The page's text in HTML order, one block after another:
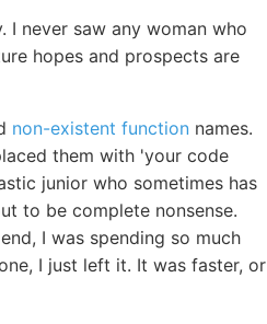
I never saw any woman who
hopes and prospects are
non-existent function names.
them with 'your code
junior who sometimes has
to be complete nonsense.
I was spending so much
I just left it. It was faster, or